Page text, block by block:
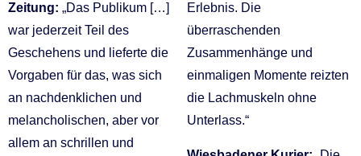
Zeitung: „Das Publikum […]
war jederzeit Teil des
Geschehens und lieferte die
Vorgaben für das, was sich
an nachdenklichen und
melancholischen, aber vor
allem an schrillen und
Erlebnis. Die
überraschenden
Zusammenhänge und
einmaligen Momente reizten
die Lachmuskeln ohne
Unterlass.“